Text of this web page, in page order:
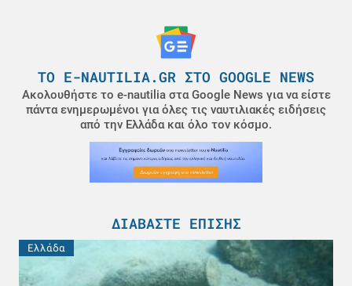
ΤΟ E-NAUTILIA.GR ΣΤΟ GOOGLE NEWS
Ακολουθήστε το e-nautilia στα Google News για να είστε
πάντα ενημερωμένοι για όλες τις ναυτιλιακές ειδήσεις
από την Ελλάδα και όλο τον κόσμο.
ΔΙΑΒΆΣΤΕ ΕΠΊΣΗΣ
Ελλάδα